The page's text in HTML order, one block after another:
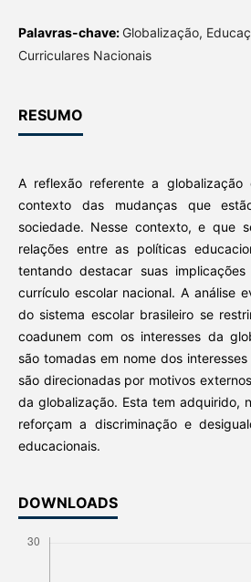
Palavras-chave: Globalização,
Curriculares Nacionais
RESUMO
A reflexão referente a globalização
contexto das mudanças que
sociedade. Nesse contexto, e que
relações entre as políticas
tentando destacar suas
currículo escolar nacional. A análise
do sistema escolar brasileiro se
coadunem com os interesses da
são tomadas em nome dos
são direcionadas por motivos
da globalização. Esta tem adquirido,
reforçam a discriminação e
educacionais.
DOWNLOADS